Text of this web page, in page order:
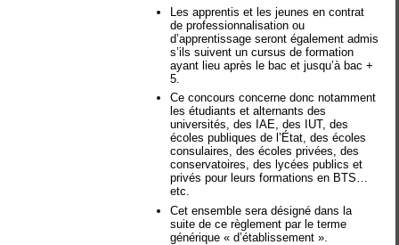
Les apprentis et les jeunes en contrat
de professionnalisation ou
d’apprentissage seront également admis
s’ils suivent un cursus de formation
ayant lieu après le bac et jusqu’à bac +
5.
Ce concours concerne donc notamment
les étudiants et alternants des
universités, des IAE, des IUT, des
écoles publiques de l’État, des écoles
consulaires, des écoles privées, des
conservatoires, des lycées publics et
privés pour leurs formations en BTS…
etc.
Cet ensemble sera désigné dans la
suite de ce règlement par le terme
générique « d’établissement ».